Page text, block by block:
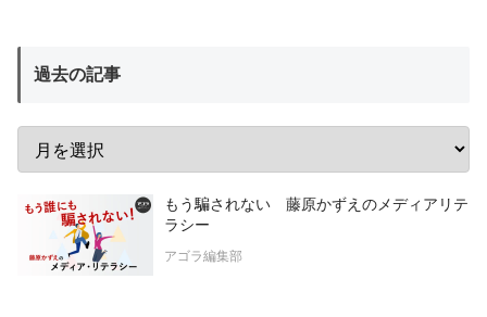
過去の記事
もう騙されない 藤原かずえのメディアリテ
ラシー
アゴラ編集部